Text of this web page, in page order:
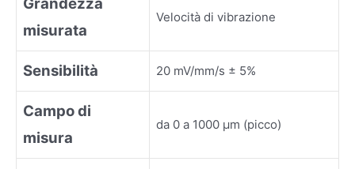
misurata
Velocità di vibrazione
Sensibilità 20 mV/mm/s ± 5%
Campo di
misura
da 0 a 1000 µm (picco)